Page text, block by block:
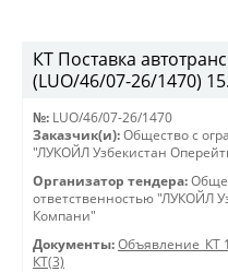
КТ Поставка
(LUO/46/07-26/1470)
№: LUO/46/07-26/1470
Заказчик(и): Общество с
"ЛУКОЙЛ Узбекистан
Организатор тендера:
ответственностью "ЛУКОЙЛ
Компани"
Документы: Объявление_КТ
КТ(3)